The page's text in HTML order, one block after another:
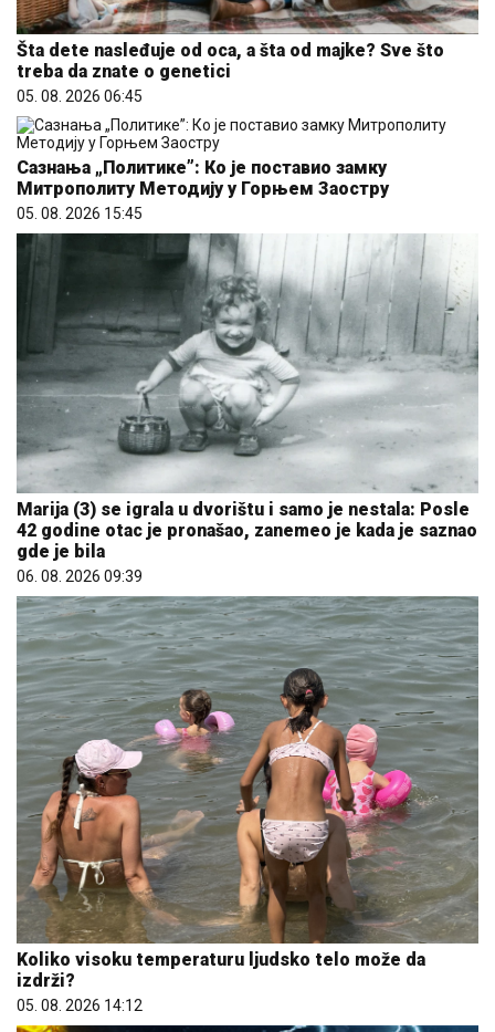
Šta dete nasleđuje od oca, a šta od majke? Sve što
treba da znate o genetici
05. 08. 2026 06:45
Сазнања „Политике”: Ко је поставио замку
Митрополиту Методију у Горњем Заостру
05. 08. 2026 15:45
Marija (3) se igrala u dvorištu i samo je nestala: Posle
42 godine otac je pronašao, zanemeo je kada je saznao
gde je bila
06. 08. 2026 09:39
Koliko visoku temperaturu ljudsko telo može da
izdrži?
05. 08. 2026 14:12